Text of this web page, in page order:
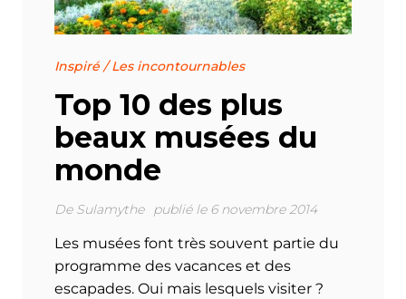
Inspiré /Les incontournables
Top 10 des plus
beaux musées du
monde
De Sulamythe publié le 6 novembre 2014
Les musées font très souvent partie du
programme des vacances et des
escapades. Oui mais lesquels visiter ?